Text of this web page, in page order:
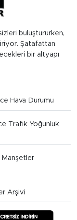
buluştururken,
Şatafattan
bir altyapı
Hava Durumu
Trafik Yoğunluk
Manşetler
Arşivi